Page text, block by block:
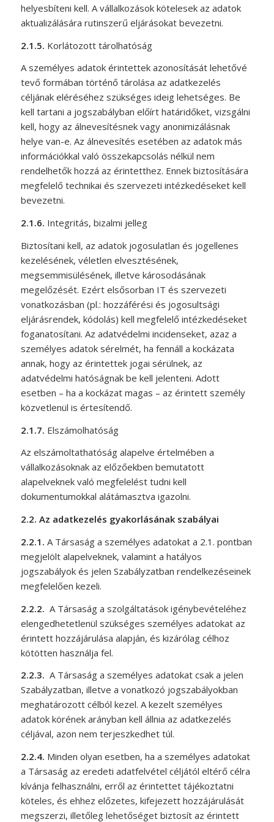
helyesbíteni kell. A vállalkozások kötelesek az adatok
aktualizálására rutinszerű eljárásokat bevezetni.
2.1.5. Korlátozott tárolhatóság
A személyes adatok érintettek azonosítását lehetővé
tevő formában történő tárolása az adatkezelés
céljának eléréséhez szükséges ideig lehetséges. Be
kell tartani a jogszabályban előírt határidőket, vizsgálni
kell, hogy az álnevesítésnek vagy anonimizálásnak
helye van-e. Az álnevesítés esetében az adatok más
információkkal való összekapcsolás nélkül nem
rendelhetők hozzá az érintetthez. Ennek biztosítására
megfelelő technikai és szervezeti intézkedéseket kell
bevezetni.
2.1.6. Integritás, bizalmi jelleg
Biztosítani kell, az adatok jogosulatlan és jogellenes
kezelésének, véletlen elvesztésének,
megsemmisülésének, illetve károsodásának
megelőzését. Ezért elsősorban IT és szervezeti
vonatkozásban (pl.: hozzáférési és jogosultsági
eljárásrendek, kódolás) kell megfelelő intézkedéseket
foganatosítani. Az adatvédelmi incidenseket, azaz a
személyes adatok sérelmét, ha fennáll a kockázata
annak, hogy az érintettek jogai sérülnek, az
adatvédelmi hatóságnak be kell jelenteni. Adott
esetben – ha a kockázat magas – az érintett személy
közvetlenül is értesítendő.
2.1.7. Elszámolhatóság
Az elszámoltathatóság alapelve értelmében a
vállalkozásoknak az előzőekben bemutatott
alapelveknek való megfelelést tudni kell
dokumentumokkal alátámasztva igazolni.
2.2. Az adatkezelés gyakorlásának szabályai
2.2.1. A Társaság a személyes adatokat a 2.1. pontban
megjelölt alapelveknek, valamint a hatályos
jogszabályok és jelen Szabályzatban rendelkezéseinek
megfelelően kezeli.
2.2.2. A Társaság a szolgáltatások igénybevételéhez
elengedhetetlenül szükséges személyes adatokat az
érintett hozzájárulása alapján, és kizárólag célhoz
kötötten használja fel.
2.2.3. A Társaság a személyes adatokat csak a jelen
Szabályzatban, illetve a vonatkozó jogszabályokban
meghatározott célból kezel. A kezelt személyes
adatok körének arányban kell állnia az adatkezelés
céljával, azon nem terjeszkedhet túl.
2.2.4. Minden olyan esetben, ha a személyes adatokat
a Társaság az eredeti adatfelvétel céljától eltérő célra
kívánja felhasználni, erről az érintettet tájékoztatni
köteles, és ehhez előzetes, kifejezett hozzájárulását
megszerzi, illetőleg lehetőséget biztosít az érintett